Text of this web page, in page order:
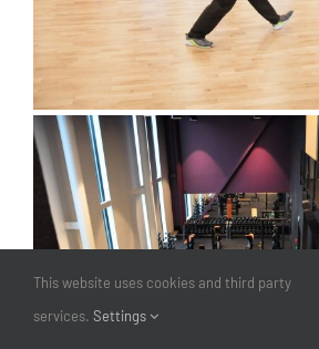
This website uses cookies and third party
services. Settings